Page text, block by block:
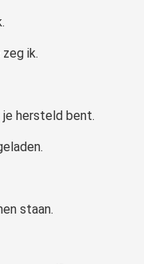
ik.
je hersteld bent.
staan.